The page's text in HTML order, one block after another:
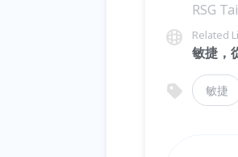
RSG
Related
敏捷，
敏捷